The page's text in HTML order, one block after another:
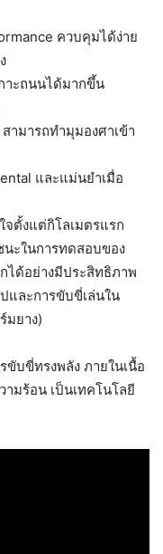
ควบคุมได้ง่าย
าะถนนได้มากขึ้น
ามารถทำมุมองศาเข้า
และแม่นยำเมื่อ
จตั้งแต่กิโลเมตรแรก
นะในการทดสอบของ
ได้อย่างมีประสิทธิภาพ
และการขับขี่เล่นใน
มยาง)
บขี่ทรงพลัง ภายในเนื้อ
ามร้อน เป็นเทคโนโลยี